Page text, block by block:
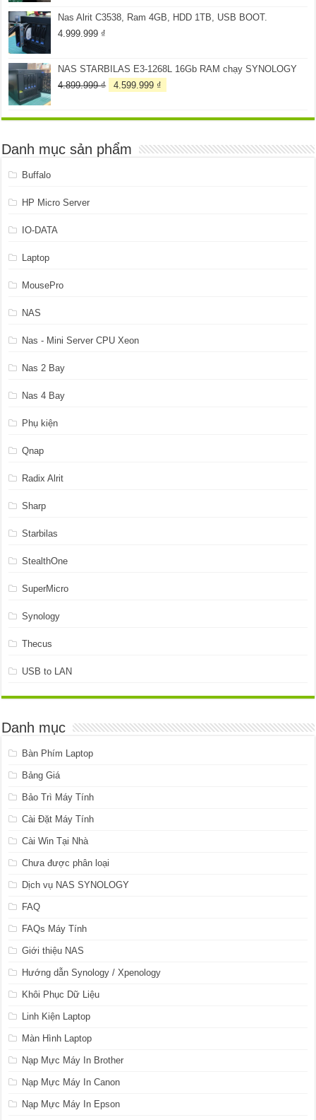
259.999 ₫.
là:
Nas Alrit C3538, Ram 4GB, HDD 1TB, USB BOOT.
4.999.999 ₫
NAS STARBILAS E3-1268L 16Gb RAM chạy SYNOLOGY
4.899.999₫
Giá
4.899.999 ₫.
4.599.999 ₫
là:
Danh mục sản phẩm
Buffalo
HP Micro Server
IO-DATA
Laptop
MousePro
NAS
Nas - Mini Server CPU Xeon
Nas 2 Bay
Nas 4 Bay
Phụ kiện
Qnap
Radix Alrit
Sharp
Starbilas
StealthOne
SuperMicro
Synology
Thecus
USB to LAN
Danh mục
Bàn Phím Laptop
Bảng Giá
Bảo Trì Máy Tính
Cài Đặt Máy Tính
Cài Win Tại Nhà
Chưa được phân loại
Dịch vụ NAS SYNOLOGY
FAQ
FAQs Máy Tính
Giới thiệu NAS
Hướng dẫn Synology / Xpenology
Khôi Phục Dữ Liệu
Linh Kiện Laptop
Màn Hình Laptop
Nạp Mực Máy In Brother
Nạp Mực Máy In Canon
Nạp Mực Máy In Epson